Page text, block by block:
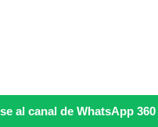
al canal de WhatsApp 360